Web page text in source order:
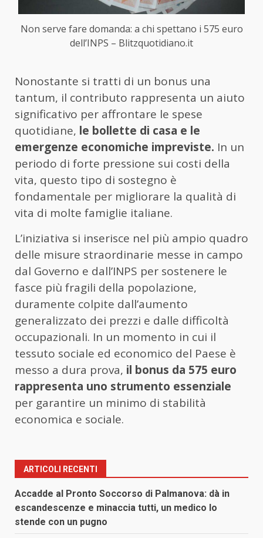
Non serve fare domanda: a chi spettano i 575 euro
dell’INPS – Blitzquotidiano.it
Nonostante si tratti di un bonus una
tantum, il contributo rappresenta un aiuto
significativo per affrontare le spese
quotidiane, le bollette di casa e le
emergenze economiche impreviste. In un
periodo di forte pressione sui costi della
vita, questo tipo di sostegno è
fondamentale per migliorare la qualità di
vita di molte famiglie italiane.
L’iniziativa si inserisce nel più ampio quadro
delle misure straordinarie messe in campo
dal Governo e dall’INPS per sostenere le
fasce più fragili della popolazione,
duramente colpite dall’aumento
generalizzato dei prezzi e dalle difficoltà
occupazionali. In un momento in cui il
tessuto sociale ed economico del Paese è
messo a dura prova, il bonus da 575 euro
rappresenta uno strumento essenziale
per garantire un minimo di stabilità
economica e sociale.
ARTICOLI RECENTI
Accadde al Pronto Soccorso di Palmanova: dà in
escandescenze e minaccia tutti, un medico lo
stende con un pugno